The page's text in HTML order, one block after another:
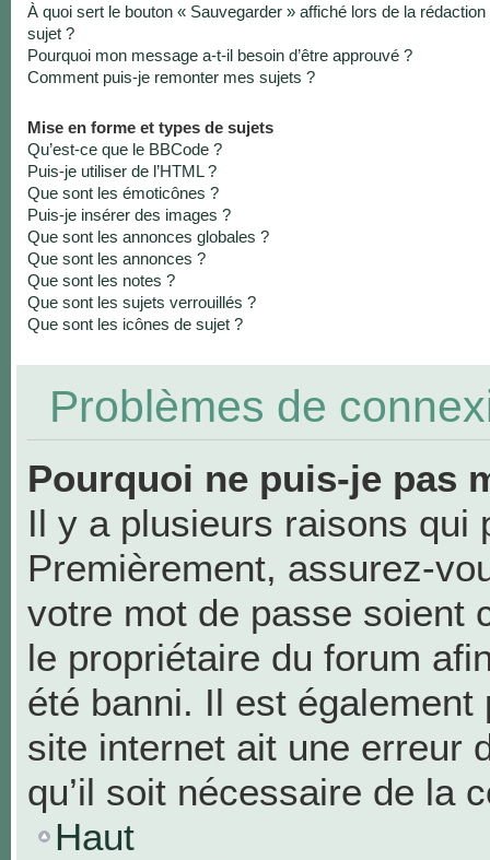
À quoi sert le bouton « Sauvegarder » affiché lors de la rédaction
sujet ?
Pourquoi mon message a-t-il besoin d’être approuvé ?
Comment puis-je remonter mes sujets ?
Mise en forme et types de sujets
Qu’est-ce que le BBCode ?
Puis-je utiliser de l’HTML ?
Que sont les émoticônes ?
Puis-je insérer des images ?
Que sont les annonces globales ?
Que sont les annonces ?
Que sont les notes ?
Que sont les sujets verrouillés ?
Que sont les icônes de sujet ?
Problèmes de
Pourquoi ne puis-je pas
Il y a plusieurs raisons qui
Premièrement, assurez-
votre mot de passe soient
le propriétaire du forum
été banni. Il est
site internet ait une erreur
qu’il soit nécessaire de la
Haut